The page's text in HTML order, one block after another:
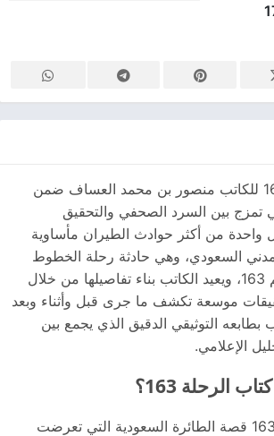
يأتي كتاب الرحلة 163 للكاتب منصور بن محمد العساف ضمن
تمزج بين السرد الصحفي والتحقيق
واحدة من أكثر حوادث الطيران مأساوية
السعودي، وهي حادثة رحلة الخطوط
الجوية السعودية رقم 163، ويعيد الكاتب بناء تفاصيلها من خلال
موسعة تكشف ما جرى قبل وأثناء وبعد
بطابعه التوثيقي الدقيق الذي يجمع بين
الإعلامي.
الرحلة 163؟
يتناول كتاب الرحلة 163 قصة الطائرة السعودية التي تعرضت